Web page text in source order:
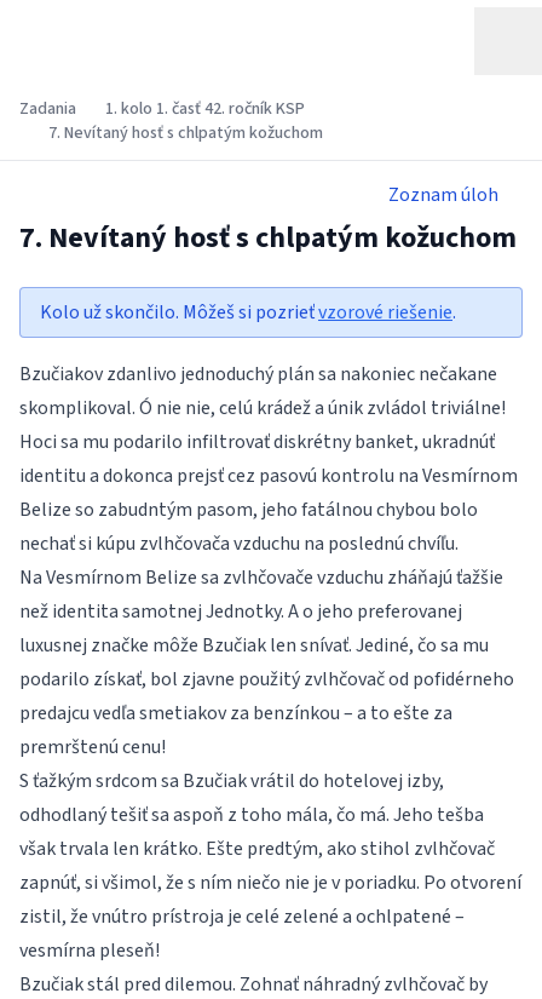
Zadania
1. kolo 1. časť 42. ročník KSP
7. Nevítaný hosť s chlpatým kožuchom
Zoznam úloh
7. Nevítaný hosť s chlpatým kožuchom
Kolo už skončilo. Môžeš si pozrieťvzorové riešenie.
Bzučiakov zdanlivo jednoduchý plán sa nakoniec nečakane
skomplikoval. Ó nie nie, celú krádež a únik zvládol triviálne!
Hoci sa mu podarilo infiltrovať diskrétny banket, ukradnúť
identitu a dokonca prejsť cez pasovú kontrolu na Vesmírnom
Belize so zabudntým pasom, jeho fatálnou chybou bolo
nechať si kúpu zvlhčovača vzduchu na poslednú chvíľu.
Na Vesmírnom Belize sa zvlhčovače vzduchu zháňajú ťažšie
než identita samotnej Jednotky. A o jeho preferovanej
luxusnej značke môže Bzučiak len snívať. Jediné, čo sa mu
podarilo získať, bol zjavne použitý zvlhčovač od pofidérneho
predajcu vedľa smetiakov za benzínkou – a to ešte za
premrštenú cenu!
S ťažkým srdcom sa Bzučiak vrátil do hotelovej izby,
odhodlaný tešiť sa aspoň z toho mála, čo má. Jeho tešba
však trvala len krátko. Ešte predtým, ako stihol zvlhčovač
zapnúť, si všimol, že s ním niečo nie je v poriadku. Po otvorení
zistil, že vnútro prístroja je celé zelené a ochlpatené –
vesmírna pleseň!
Bzučiak stál pred dilemou. Zohnať náhradný zvlhčovač by